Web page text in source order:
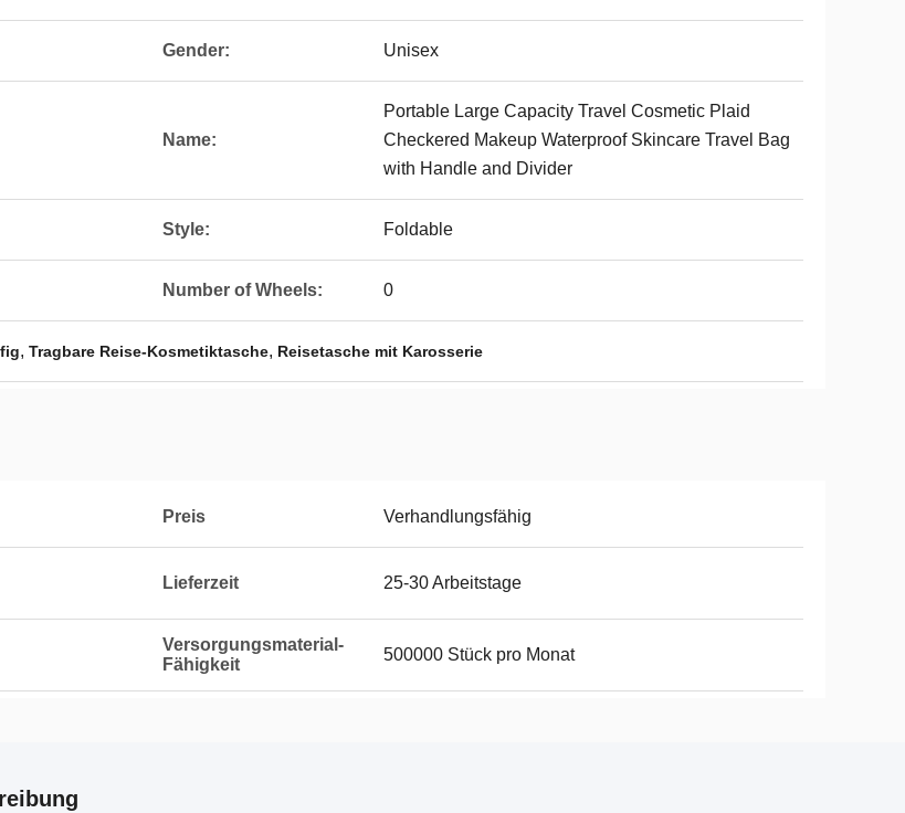
Gender: Unisex
Name:
Portable Large Capacity Travel Cosmetic Plaid
Checkered Makeup Waterproof Skincare Travel Bag
with Handle and Divider
Style: Foldable
Number of Wheels: 0
, Tragbare Reise-Kosmetiktasche, Reisetasche mit Karosserie
Preis Verhandlungsfähig
Lieferzeit 25-30 Arbeitstage
Versorgungsmaterial-
Fähigkeit
500000 Stück pro Monat